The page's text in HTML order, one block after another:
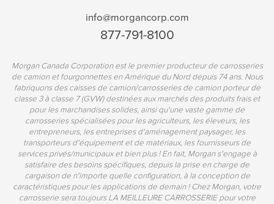
info@morgancorp.com
877-791-8100
Morgan Canada Corporation est le premier producteur de carrosseries
de camion et fourgonnettes en Amérique du Nord depuis 74 ans. Nous
fabriquons des caisses de camion/carrosseries de camion porteur de
classe 3 à classe 7 (GVW) destinées aux marchés des produits frais et
pour les marchandises solides, ainsi qu'une vaste gamme de
carrosseries spécialisées pour les agriculteurs, les éleveurs, les
entrepreneurs, les entreprises d'aménagement paysager, les
transporteurs d'équipement et de matériaux, les fournisseurs de
services privés/municipaux et bien plus ! En fait, Morgan s'engage à
satisfaire des besoins spécifiques, depuis la prise en charge de
cargaison de n'importe quelle configuration, à la conception de
caractéristiques pour les applications de demain ! Chez Morgan, votre
carrosserie sera toujours LA MEILLEURE CARROSSERIE pour votre